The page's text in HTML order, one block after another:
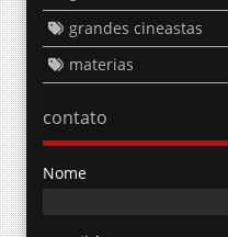
grandes cineastas
materias
contato
Nome